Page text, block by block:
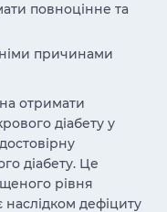
повноцінне та
причинами
отримати
діабету у
діабету. Це
рівня
наслідком дефіциту